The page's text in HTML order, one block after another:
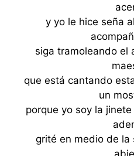
y yo le hice seña
siga tramoleando el
que está cantando
un
porque yo soy la
grité en medio de la